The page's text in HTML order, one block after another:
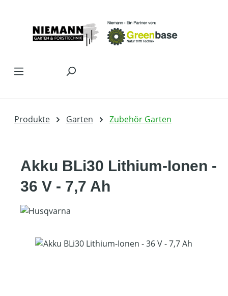
Produkte Garten Zubehör Garten
Akku BLi30 Lithium-Ionen -
36 V - 7,7 Ah
Bildergalerie überspringen